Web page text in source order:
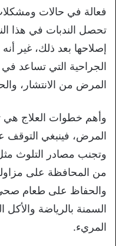
فعالة في حالات
تحصل الندبات في هذا
إصلاحها بعد ذلك، غير
الجراحية التي تساعد
المرض من الانتشار،
وأهم خطوات العلاج هي
المرض، فينبغي التوقف
وتجنب مصادر التلوث مثل
من المحافظة على مزاولة
والحفاظ على طعام
السمنة بالرياضة
المريء.